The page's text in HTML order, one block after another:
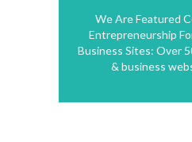
We Are Featured
Entrepreneurship
Business Sites: Over
& business